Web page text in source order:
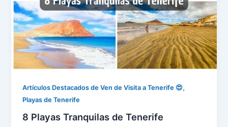
Artículos Destacados de Ven de Visita a Tenerife 😍,
Playas de Tenerife
8 Playas Tranquilas de Tenerife